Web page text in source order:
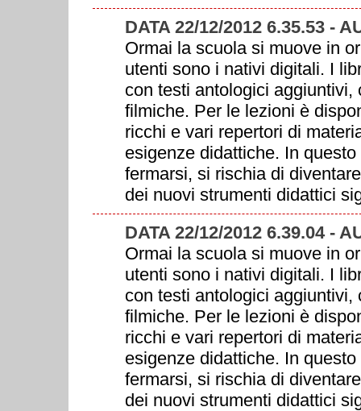
DATA 22/12/2012 6.35.53 -
Ormai la scuola si muove in
utenti sono i nativi digitali. I
con testi antologici
filmiche. Per le lezioni è
ricchi e vari repertori di
esigenze didattiche. In
fermarsi, si rischia di
dei nuovi strumenti didattici
DATA 22/12/2012 6.39.04 -
Ormai la scuola si muove in
utenti sono i nativi digitali. I
con testi antologici
filmiche. Per le lezioni è
ricchi e vari repertori di
esigenze didattiche. In
fermarsi, si rischia di
dei nuovi strumenti didattici